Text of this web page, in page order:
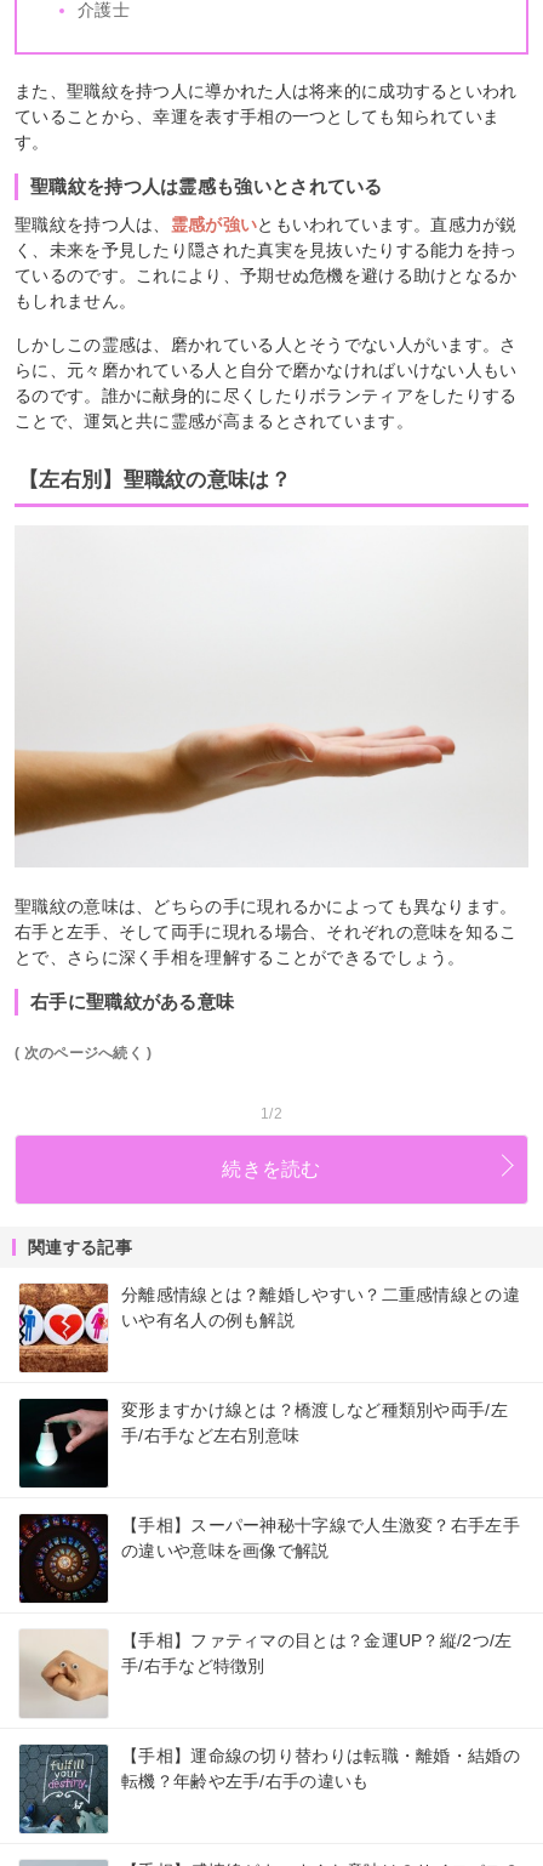
介護士
また、聖職紋を持つ人に導かれた人は将来的に成功するといわれ
ていることから、幸運を表す手相の一つとしても知られていま
す。
聖職紋を持つ人は霊感も強いとされている
聖職紋を持つ人は、 霊感が強いともいわれています。直感力が鋭
く、未来を予見したり隠された真実を見抜いたりする能力を持っ
ているのです。これにより、予期せぬ危機を避ける助けとなるか
もしれません。
しかしこの霊感は、磨かれている人とそうでない人がいます。さ
らに、元々磨かれている人と自分で磨かなければいけない人もい
るのです。誰かに献身的に尽くしたりボランティアをしたりする
ことで、運気と共に霊感が高まるとされています。
【左右別】聖職紋の意味は？
聖職紋の意味は、どちらの手に現れるかによっても異なります。
右手と左手、そして両手に現れる場合、それぞれの意味を知るこ
とで、さらに深く手相を理解することができるでしょう。
右手に聖職紋がある意味
( 次のページへ続く )
1/2
続きを読む
関連する記事
分離感情線とは？離婚しやすい？二重感情線との違
いや有名人の例も解説
変形ますかけ線とは？橋渡しなど種類別や両手/左
手/右手など左右別意味
【手相】スーパー神秘十字線で人生激変？右手左手
の違いや意味を画像で解説
【手相】ファティマの目とは？金運UP？縦/2つ/左
手/右手など特徴別
【手相】運命線の切り替わりは転職・離婚・結婚の
転機？年齢や左手/右手の違いも